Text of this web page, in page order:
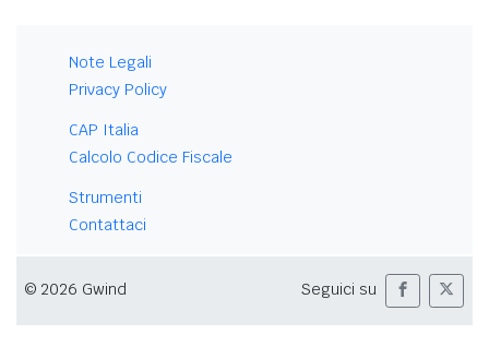
Note Legali
Privacy Policy
CAP Italia
Calcolo Codice Fiscale
Strumenti
Contattaci
© 2026 Gwind Seguici su